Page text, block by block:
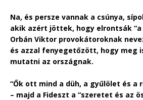
Na, és persze vannak a csúnya,
akik azért jöttek, hogy elrontsák
Orbán Viktor provokátoroknak
és azzal fenyegetőzött, hogy meg
mutatni az országnak.
“Ők ott mind a düh, a gyűlölet és a
– majd a Fideszt a “szeretet és az